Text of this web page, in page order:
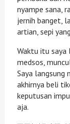
nyampe sana,
jernih banget,
artian, sepi
Waktu itu saya
medsos,
Saya langsung
akhirnya beli
keputusan
aja.